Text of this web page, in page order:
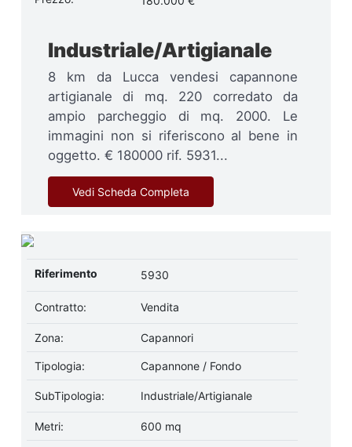
Industriale/Artigianale
8 km da Lucca vendesi capannone
artigianale di mq. 220 corredato da
ampio parcheggio di mq. 2000. Le
immagini non si riferiscono al bene in
oggetto. € 180000 rif. 5931...
Vedi Scheda Completa
Riferimento 5930
Contratto: Vendita
Zona: Capannori
Tipologia: Capannone / Fondo
SubTipologia: Industriale/Artigianale
Metri: 600 mq